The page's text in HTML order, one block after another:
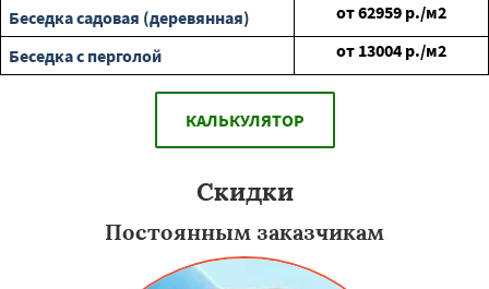
Беседка садовая (деревянная)
от62959 р./м2
Беседка с перголой
от 13004 р./м2
КАЛЬКУЛЯТОР
Скидки
Постоянным заказчикам